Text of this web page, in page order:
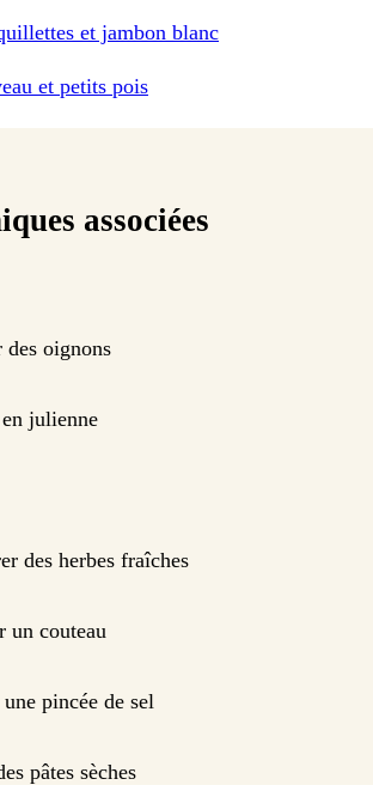
et jambon blanc
et petits pois
associées
des oignons
julienne
des herbes fraîches
un couteau
pincée de sel
pâtes sèches